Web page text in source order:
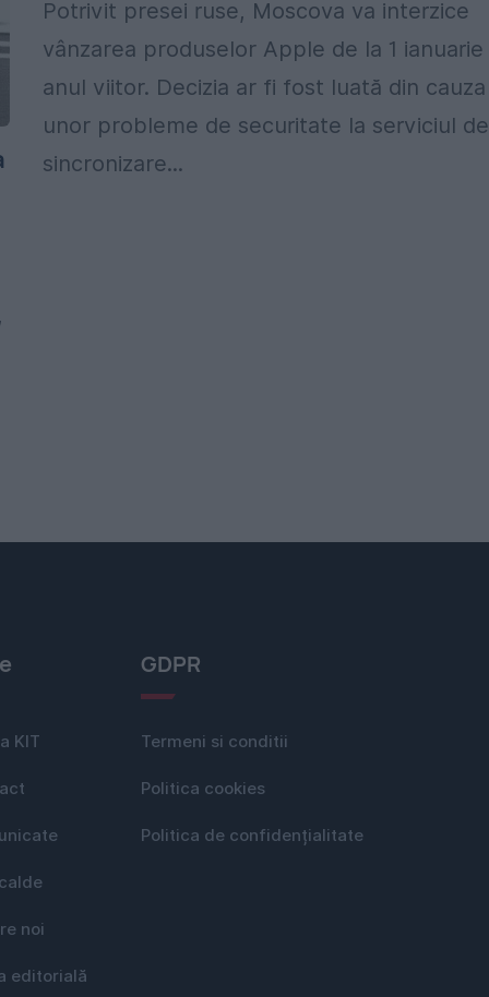
Potrivit presei ruse, Moscova va interzice
vânzarea produselor Apple de la 1 ianuarie
anul viitor. Decizia ar fi fost luată din cauza
unor probleme de securitate la serviciul de
sincronizare...
KIT
noi
editorială
GDPR
Termeni si conditii
Politica cookies
Politica de confidențialitate